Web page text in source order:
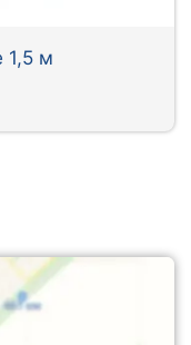
1,5 м